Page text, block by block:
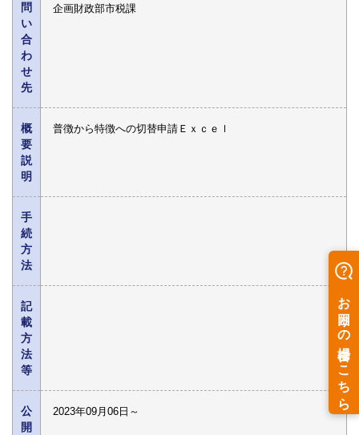
問
い
合
わ
せ
先
企画財政部市税課
概
要
説
明
普徴から特徴への切替申請Ｅｘｃｅｌ
手
続
方
法
記
載
方
法
等
公
開
2023年09月06日～